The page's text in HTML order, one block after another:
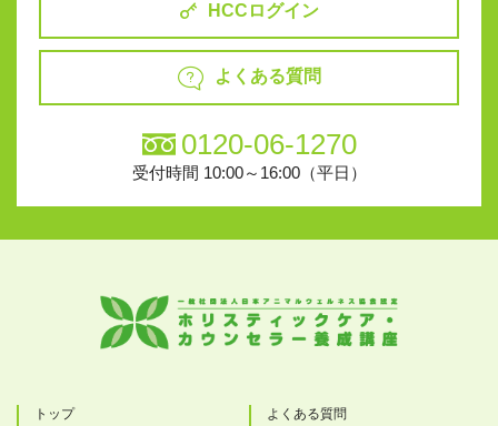
HCCログイン
よくある質問
0120-06-1270
受付時間 10:00～16:00（平日）
トップ よくある質問